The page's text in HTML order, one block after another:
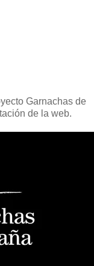
Garnachas de
de la web.